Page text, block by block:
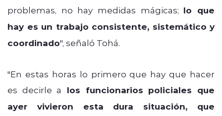
problemas, no hay medidas mágicas; lo que
hay es un trabajo consistente, sistemático y
coordinado", señaló Tohá.
"En estas horas lo primero que hay que hacer
es decirle a
los funcionarios policiales que
ayer vivieron esta dura situación, que